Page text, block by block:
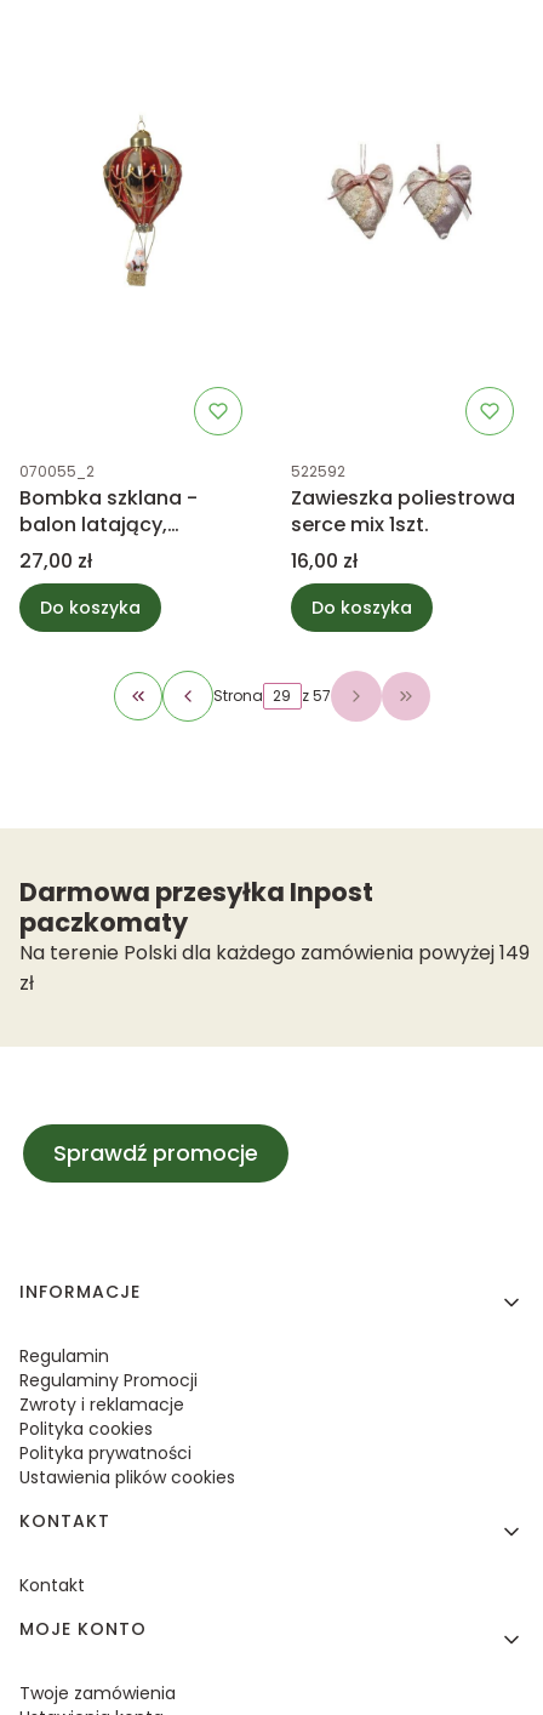
Kod produktu
070055_2
Bombka szklana -
balon latający,
czerwono-złoty
Cena
27,00 zł
Do koszyka
Kod produktu
522592
Zawieszka poliestrowa
serce mix 1szt.
Cena
16,00 zł
Do koszyka
Wróć do pierwszej strony z produktami
Strona z 57 Przejdź do
Darmowa przesyłka Inpost
paczkomaty
Na terenie Polski dla każdego zamówienia powyżej 149
zł
Sprawdź promocje
Linki w stopce
INFORMACJE
Regulamin
Regulaminy Promocji
Zwroty i reklamacje
Polityka cookies
Polityka prywatności
Ustawienia plików cookies
KONTAKT
Kontakt
MOJE KONTO
Twoje zamówienia